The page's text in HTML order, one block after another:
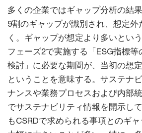
多くの企業ではギャップ分析の結
9割のギャップが識別され、想定外
く。ギャップが想定より多いとい
フェーズ2で実施する「ESG指標
検討」に必要な期間が、当初の想
ということを意味する。サステナ
ナンスや業務プロセスおよび内部
でサステナビリティ情報を開示し
もCSRDで求められる事項とのギ